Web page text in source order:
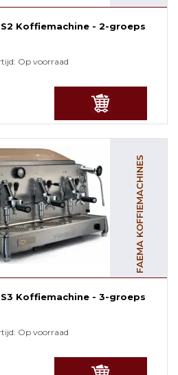
S2 Koffiemachine - 2-groeps
Op voorraad
FAEMA KOFFIEMACHINES
S3 Koffiemachine - 3-groeps
Op voorraad